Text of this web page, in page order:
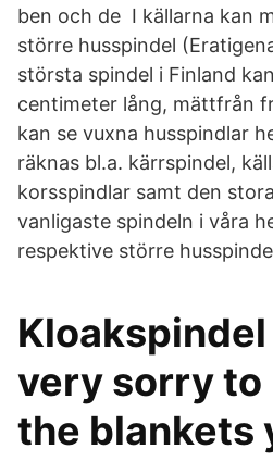
ben och de I källarna kan
större husspindel
största spindel i Finland
centimeter lång, mättfrån
kan se vuxna husspindlar
räknas bl.a. kärrspindel,
korsspindlar samt den
vanligaste spindeln i våra
respektive större
Kloakspindel
very sorry to
the blankets